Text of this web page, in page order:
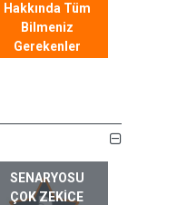
Hakkında Tüm
Bilmeniz
Gerekenler
SENARYOSU
ÇOK ZEKICE